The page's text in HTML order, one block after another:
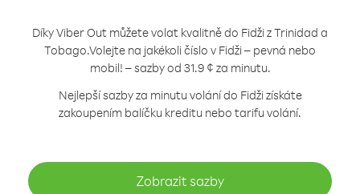
Díky Viber Out můžete volat kvalitně do Fidži z Trinidad a
Tobago.Volejte na jakékoli číslo v Fidži – pevná nebo
mobil! – sazby od 31.9 ¢ za minutu.
Nejlepší sazby za minutu volání do Fidži získáte
zakoupením balíčku kreditu nebo tarifu volání.
Zobrazit sazby